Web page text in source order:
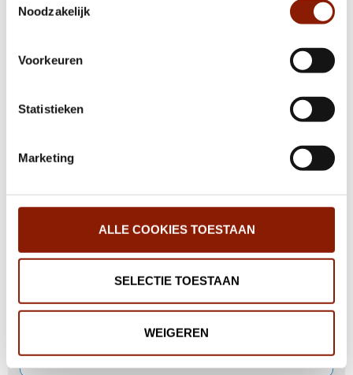
Op onzeprivacypagina
kunt u meer lezen over onze
cookies en via de cookie-instellingen button linksonder op
onze website kan je je toestemming op elk moment
wijzigen.
Noodzakelijk
Voorkeuren
Statistieken
Marketing
ALLE COOKIES TOESTAAN
SELECTIE TOESTAAN
WEIGEREN
Fijn wonen begint met elkaar weten te
Mijn Eigen Plan: van handige app naar